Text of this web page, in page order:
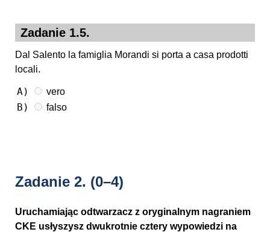
Zadanie 1.5.
Dal Salento la famiglia Morandi si porta a casa prodotti
locali.
A) vero
B) falso
Zadanie 2. (0–4)
Uruchamiając odtwarzacz z oryginalnym nagraniem
CKE usłyszysz dwukrotnie cztery wypowiedzi na